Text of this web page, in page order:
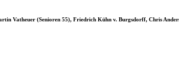
Vatheuer (Senioren 55), Friedrich Kühn v. Burgsdorff, Chris